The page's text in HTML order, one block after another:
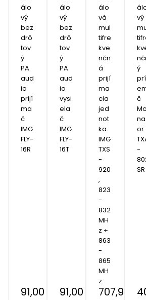
álo
vý
bez
drô
tov
ý
PA
aud
io
prijí
ma
č
IMG
FLY-
16R
91,00 €
álo
vý
bez
drô
tov
ý
PA
aud
io
vysi
ela
č
IMG
FLY-
16T
91,00 €
álo
vá
mul
tifre
kve
nčn
á
prijí
ma
cia
jed
not
ka
IMG
TXS
-
920
,
823
-
832
MH
z +
863
-
865
MH
z
707,90 €
vý
ý
č
Mo
or
-
SR